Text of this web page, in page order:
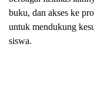
buku, dan akses ke
untuk mendukung
siswa.